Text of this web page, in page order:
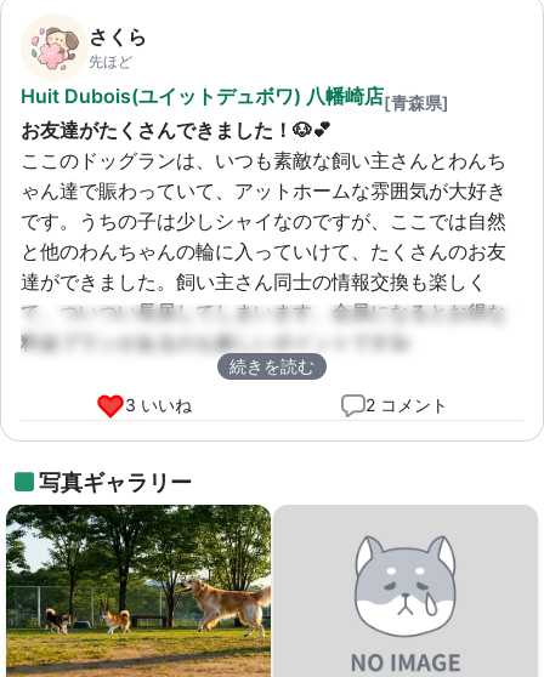
さくら
先ほど
Huit Dubois(ユイットデュボワ) 八幡崎店[青森県]
お友達がたくさんできました！🐶💕
ここのドッグランは、いつも素敵な飼い主さんとわんち
ゃん達で賑わっていて、アットホームな雰囲気が大好き
です。うちの子は少しシャイなのですが、ここでは自然
と他のわんちゃんの輪に入っていけて、たくさんのお友
達ができました。飼い主さん同士の情報交換も楽しく
て、ついつい長居してしまいます。会員になるとお得な
料金プランがあるのも嬉しいポイントです👍
続きを読む
3 いいね
2 コメント
写真ギャラリー